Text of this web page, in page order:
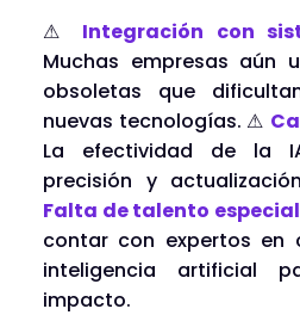
⚠ Integración con
Muchas empresas aún
obsoletas que
nuevas tecnologías. ⚠
La efectividad de la
precisión y
Falta de talento
contar con expertos en
inteligencia artificial
impacto.